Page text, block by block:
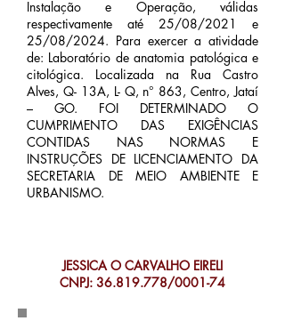
Instalação e Operação, válidas
respectivamente até 25/08/2021 e
25/08/2024. Para exercer a atividade
de: Laboratório de anatomia patológica e
citológica. Localizada na Rua Castro
Alves, Q- 13A, L- Q, n° 863, Centro, Jataí
– GO. FOI DETERMINADO O
CUMPRIMENTO DAS EXIGÊNCIAS
CONTIDAS NAS NORMAS E
INSTRUÇÕES DE LICENCIAMENTO DA
SECRETARIA DE MEIO AMBIENTE E
URBANISMO.
JESSICA O CARVALHO EIRELI
CNPJ: 36.819.778/0001-74